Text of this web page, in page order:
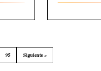
95 Siguiente »